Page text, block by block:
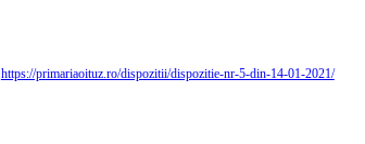
https://primariaoituz.ro/dispozitii/dispozitie-nr-5-din-14-01-2021/